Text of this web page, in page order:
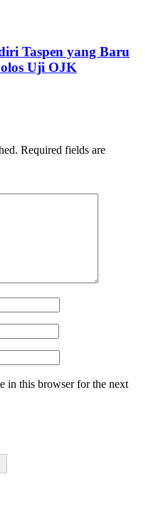
Taspen yang Baru
Uji OJK
Required fields are
in this browser for the next